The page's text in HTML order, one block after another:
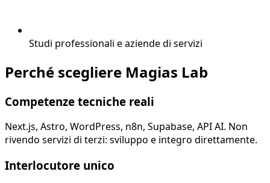
Studi professionali e aziende di servizi
Perché scegliere Magias Lab
Competenze tecniche reali
Next.js, Astro, WordPress, n8n, Supabase, API AI. Non
rivendo servizi di terzi: sviluppo e integro direttamente.
Interlocutore unico